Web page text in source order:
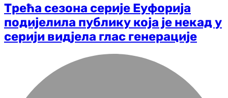
Трећа сезона серије Еуфорија
подијелила публику која је некад у
серији видјела глас генерације